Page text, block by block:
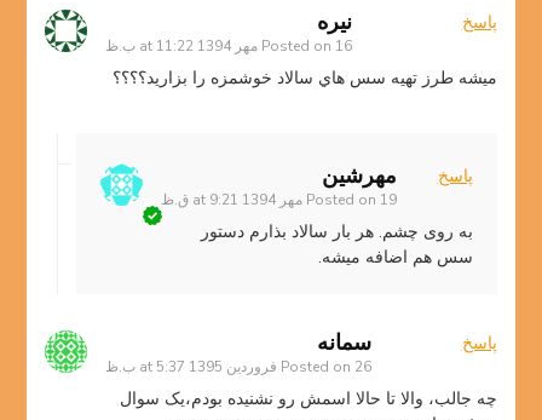
نيره
Posted on 16 مهر 1394 at 11:22 ب.ظ
پاسخ
ميشه طرز تهيه سس هاي سالاد خوشمزه را بزاريد؟؟؟؟
مهرشین
Posted on 19 مهر 1394 at 9:21 ق.ظ
پاسخ
به روی چشم. هر بار سالاد بذارم دستور
سس هم اضافه میشه.
سمانه
Posted on 26 فروردین 1395 at 5:37 ب.ظ
پاسخ
چه جالب، والا تا حالا اسمش رو نشنیده بودم،یک سوال